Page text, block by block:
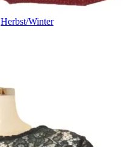
Herbst/Winter